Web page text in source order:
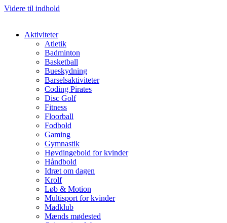
Videre til indhold
Aktiviteter
Atletik
Badminton
Basketball
Bueskydning
Barselsaktiviteter
Coding Pirates
Disc Golf
Fitness
Floorball
Fodbold
Gaming
Gymnastik
Høvdingebold for kvinder
Håndbold
Idræt om dagen
Krolf
Løb & Motion
Multisport for kvinder
Madklub
Mænds mødested